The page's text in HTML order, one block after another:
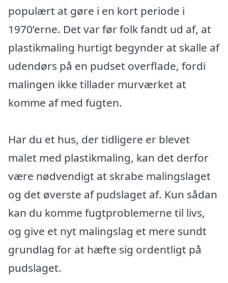
populært at gøre i en kort periode i
1970’erne. Det var før folk fandt ud af, at
plastikmaling hurtigt begynder at skalle af
udendørs på en pudset overflade, fordi
malingen ikke tillader murværket at
komme af med fugten.
Har du et hus, der tidligere er blevet
malet med plastikmaling, kan det derfor
være nødvendigt at skrabe malingslaget
og det øverste af pudslaget af. Kun sådan
kan du komme fugtproblemerne til livs,
og give et nyt malingslag et mere sundt
grundlag for at hæfte sig ordentligt på
pudslaget.